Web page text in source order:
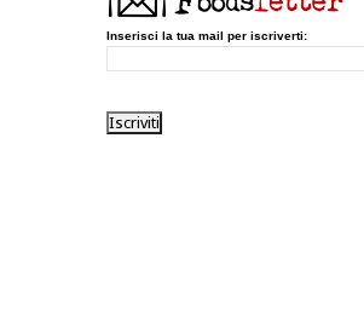
Inserisci la tua mail per iscriverti: